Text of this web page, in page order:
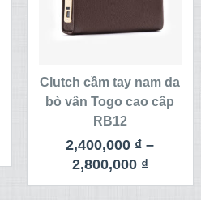
Clutch cầm tay nam da
bò vân Togo cao cấp
RB12
2,400,000 ₫ –
2,800,000 ₫